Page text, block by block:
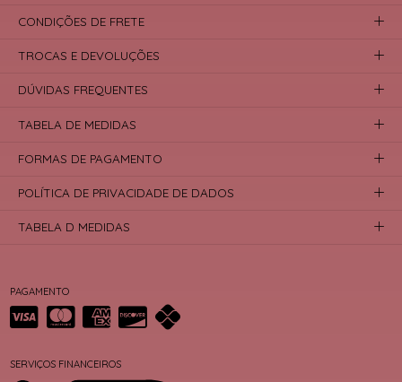
PAGAMENTO
SERVIÇOS FINANCEIROS
CONDIÇÕES DE FRETE
TROCAS E DEVOLUÇÕES
DÚVIDAS FREQUENTES
TABELA DE MEDIDAS
FORMAS DE PAGAMENTO
POLÍTICA DE PRIVACIDADE DE DADOS
TABELA D MEDIDAS